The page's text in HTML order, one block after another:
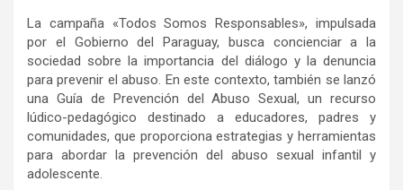
La campaña «Todos Somos Responsables», impulsada
por el Gobierno del Paraguay, busca concienciar a la
sociedad sobre la importancia del diálogo y la denuncia
para prevenir el abuso. En este contexto, también se lanzó
una Guía de Prevención del Abuso Sexual, un recurso
lúdico-pedagógico destinado a educadores, padres y
comunidades, que proporciona estrategias y herramientas
para abordar la prevención del abuso sexual infantil y
adolescente.